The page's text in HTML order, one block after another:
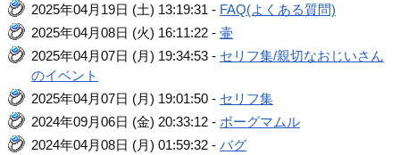
2025年04月19日 (土) 13:19:31 - FAQ(よくある質問)
2025年04月08日 (火) 16:11:22 -壷
2025年04月07日 (月) 19:34:53 - セリフ集/親切なおじいさん
のイベント
2025年04月07日 (月) 19:01:50 - セリフ集
2024年09月06日 (金) 20:33:12 - ボーグマムル
2024年04月08日 (月) 01:59:32 -バグ